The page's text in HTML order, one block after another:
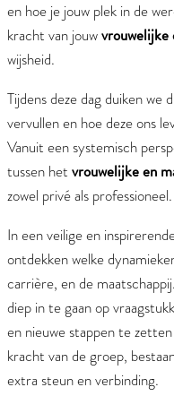
en hoe je jouw plek in de
kracht van jouwvrouwelijke
wijsheid.
Tijdens deze dag duiken we
vervullen en hoe deze ons
Vanuit een systemisch
tussen het vrouwelijke en
zowel privé als professioneel.
In een veilige en
ontdekken welke
carrière, en de
diep in te gaan op
en nieuwe stappen te
kracht van de groep,
extra steun en verbinding.